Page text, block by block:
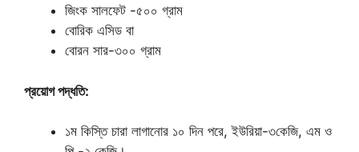
জিংক সালফেট -৫০০ গ্রাম
বোরিক এসিড বা
বোরন সার-৩০০ গ্রাম
প্রয়োগ পদ্ধতি:
১ম কিস্তি চারা লাগানোর ১০ দিন পরে, ইউরিয়া-৩কেজি, এম ও